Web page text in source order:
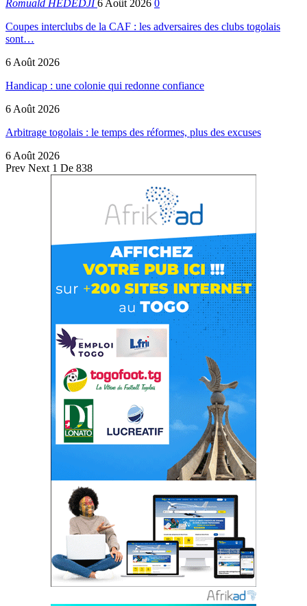
Romuald HEDEDJI6 Août 2026 0
Coupes interclubs de la CAF : les adversaires des clubs togolais
sont…
6 Août 2026
Handicap : une colonie qui redonne confiance
6 Août 2026
Arbitrage togolais : le temps des réformes, plus des excuses
6 Août 2026
Prev Next 1 De 838